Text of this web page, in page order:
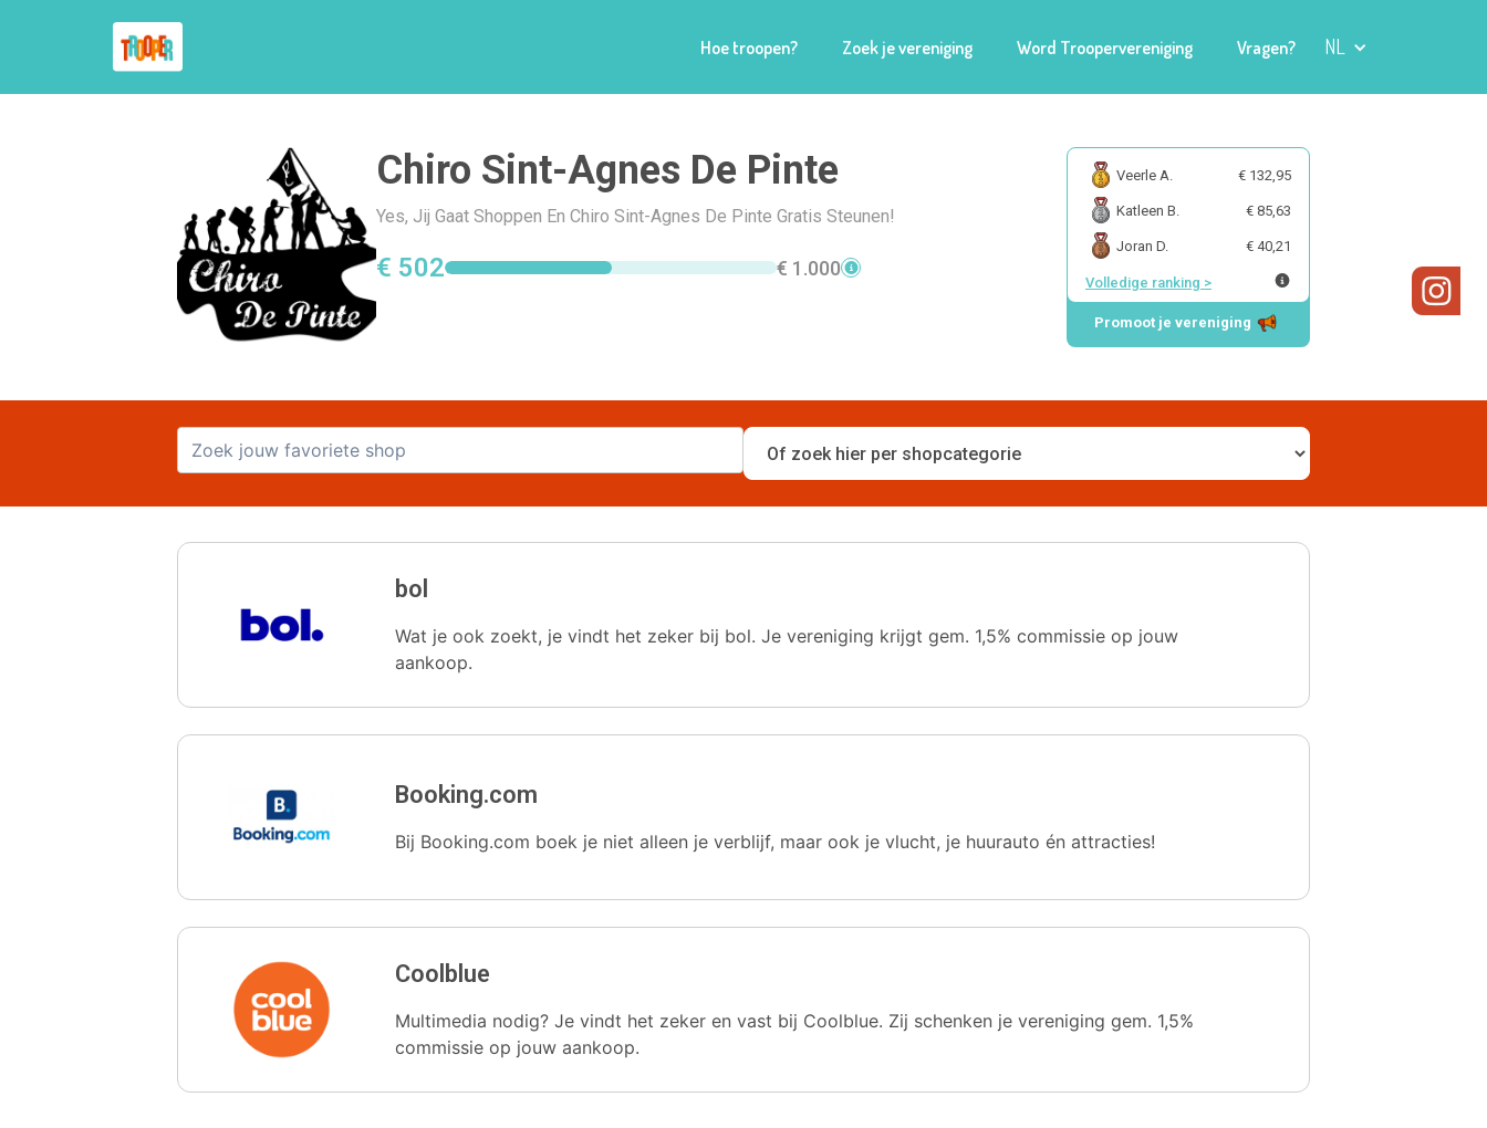
Hoe troopen? Zoek je vereniging Word Troopervereniging Vragen? NL
Chiro Sint-Agnes De Pinte
Yes, Jij Gaat Shoppen En Chiro Sint-Agnes De Pinte Gratis Steunen!
€ 502 € 1.000
Veerle A. € 132,95
Katleen B. € 85,63
Joran D. € 40,21
Volledige ranking >
Promoot je vereniging
bol
Wat je ook zoekt, je vindt het zeker bij bol. Je vereniging krijgt gem. 1,5% commissie op jouw
aankoop.
Booking.com
Bij Booking.com boek je niet alleen je verblijf, maar ook je vlucht, je huurauto én attracties!
Coolblue
Multimedia nodig? Je vindt het zeker en vast bij Coolblue. Zij schenken je vereniging gem. 1,5%
commissie op jouw aankoop.